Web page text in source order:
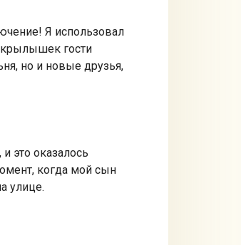
Я использовал
крылышек гости
но и новые друзья,
это оказалось
когда мой сын
улице.